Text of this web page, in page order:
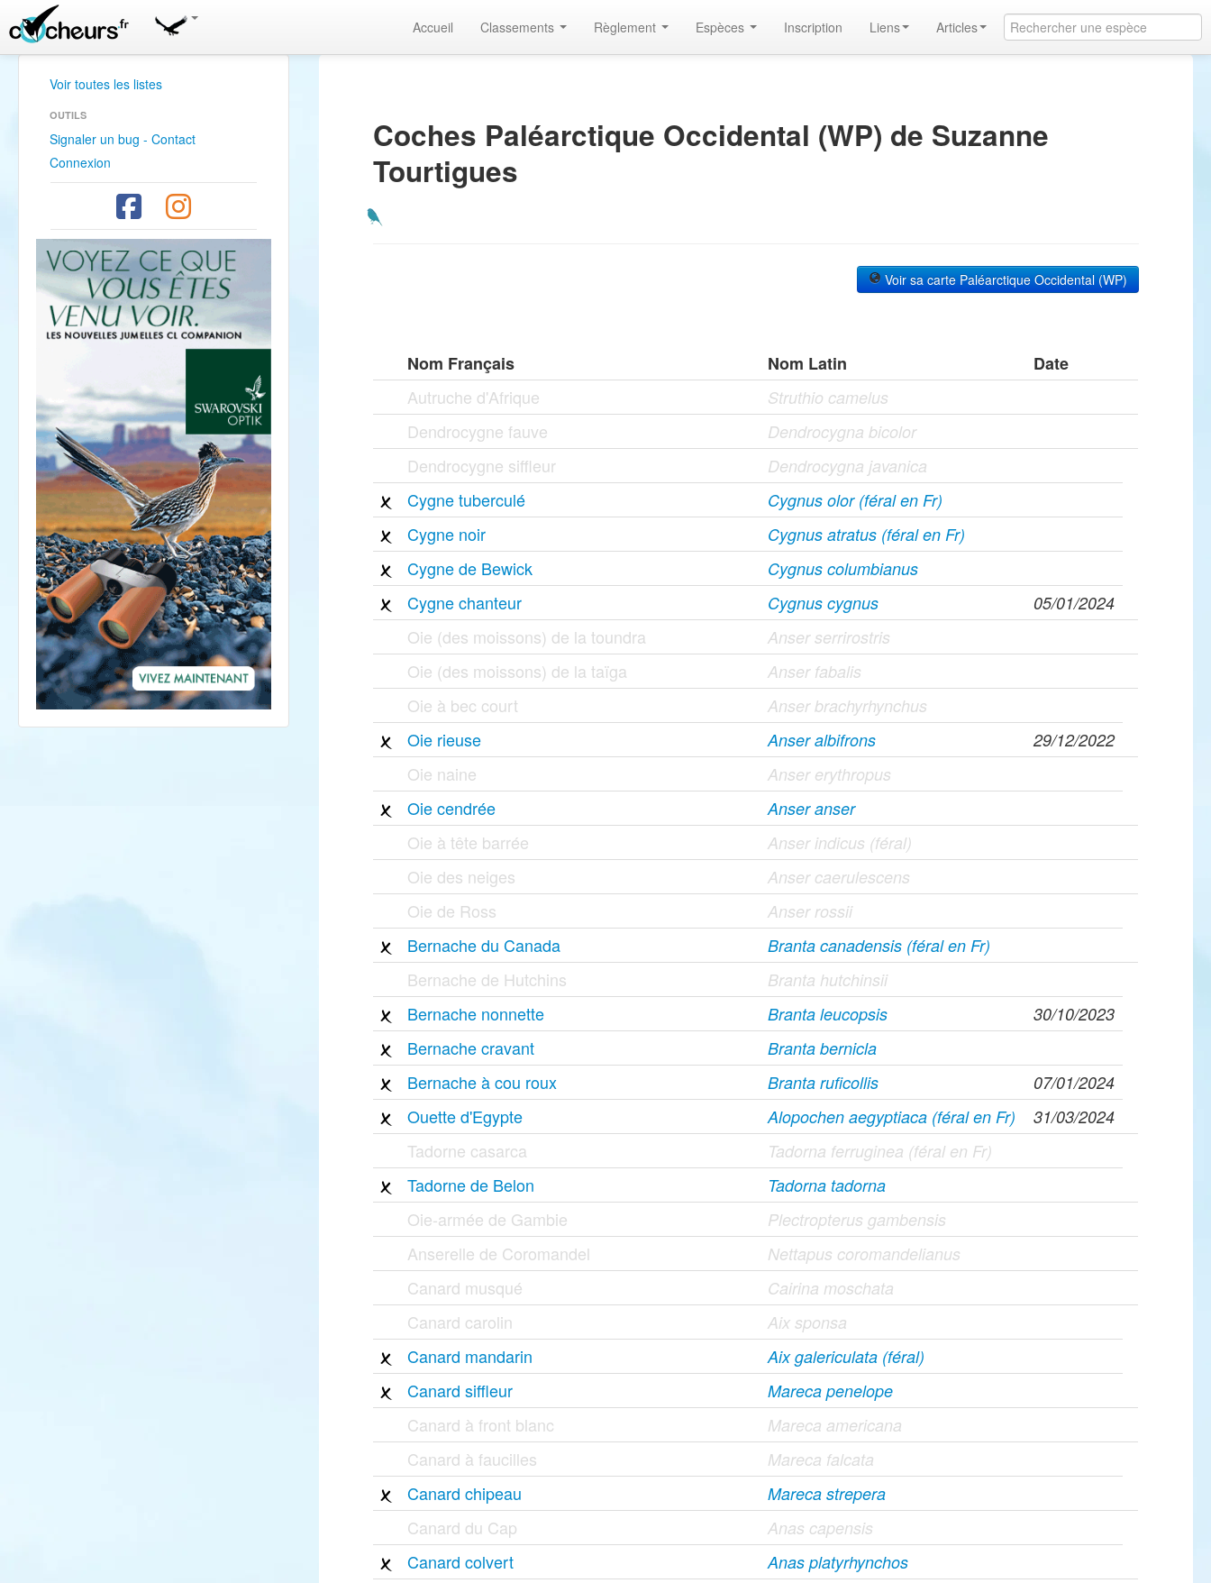
Accueil Classements Règlement Espèces Inscription Liens Articles
Voir toutes les listes
OUTILS
Signaler un bug - Contact
Connexion
Coches Paléarctique Occidental (WP) de Suzanne
Tourtigues
Voir sa carte Paléarctique Occidental (WP)
Nom Français Nom Latin
Date
Autruche d'Afrique
Struthio camelus
Dendrocygne fauve Dendrocygna bicolor
Dendrocygne siffleur Dendrocygna javanica
Cygne tuberculé Cygnus olor (féral en Fr)
Cygne noir Cygnus atratus (féral en Fr)
Cygne de Bewick Cygnus columbianus
Cygne chanteur Cygnus cygnus 05/01/2024
Oie (des moissons) de la toundra Anser serrirostris
Oie (des moissons) de la taïga Anser fabalis
Oie à bec court Anser brachyrhynchus
Oie rieuse Anser albifrons 29/12/2022
Oie naine Anser erythropus
Oie cendrée Anser anser
Oie à tête barrée Anser indicus (féral)
Oie des neiges Anser caerulescens
Oie de Ross Anser rossii
Bernache du Canada Branta canadensis (féral en Fr)
Bernache de Hutchins Branta hutchinsii
Bernache nonnette Branta leucopsis 30/10/2023
Bernache cravant Branta bernicla
Bernache à cou roux Branta ruficollis 07/01/2024
Ouette d'Egypte Alopochen aegyptiaca (féral en Fr) 31/03/2024
Tadorne casarca Tadorna ferruginea (féral en Fr)
Tadorne de Belon Tadorna tadorna
Oie-armée de Gambie Plectropterus gambensis
Anserelle de Coromandel Nettapus coromandelianus
Canard musqué Cairina moschata
Canard carolin Aix sponsa
Canard mandarin Aix galericulata (féral)
Canard siffleur Mareca penelope
Canard à front blanc Mareca americana
Canard à faucilles Mareca falcata
Canard chipeau Mareca strepera
Canard du Cap Anas capensis
Canard colvert Anas platyrhynchos